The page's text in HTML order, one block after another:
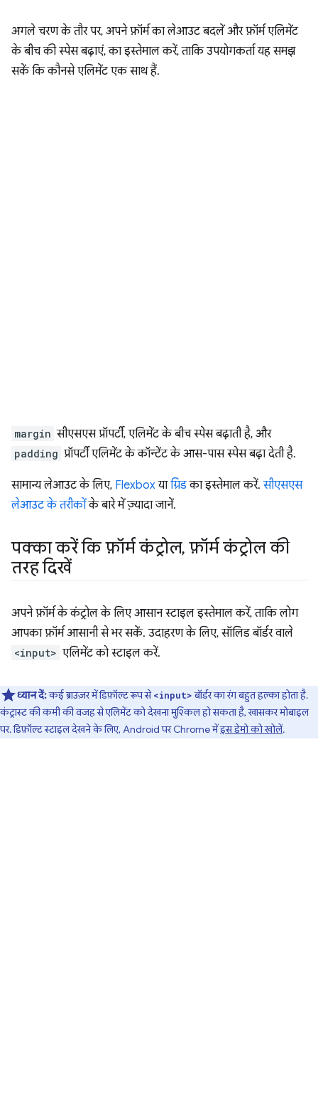
अगले चरण के तौर पर, अपने फ़ॉर्म का लेआउट बदलें और फ़ॉर्म एलिमेंट
के बीच की स्पेस बढ़ाएं, का इस्तेमाल करें, ताकि उपयोगकर्ता यह समझ
सकें कि कौनसे एलिमेंट एक साथ हैं.
margin सीएसएस प्रॉपर्टी, एलिमेंट के बीच स्पेस बढ़ाती है, और
padding प्रॉपर्टी एलिमेंट के कॉन्टेंट के आस-पास स्पेस बढ़ा देती है.
सामान्य लेआउट के लिए, Flexboxयाग्रिडका इस्तेमाल करें.सीएसएस
लेआउट के तरीकोंके बारे में ज़्यादा जानें.
पक्का करें कि फ़ॉर्म कंट्रोल, फ़ॉर्म कंट्रोल की
तरह दिखें
अपने फ़ॉर्म के कंट्रोल के लिए आसान स्टाइल इस्तेमाल करें, ताकि लोग
आपका फ़ॉर्म आसानी से भर सकें. उदाहरण के लिए, सॉलिड बॉर्डर वाले
<input> एलिमेंट को स्टाइल करें.
ध्यान दें:कई ब्राउज़र में डिफ़ॉल्ट रूप से<input>बॉर्डर का रंग बहुत हल्का होता है.
कंट्रास्ट की कमी की वजह से एलिमेंट को देखना मुश्किल हो सकता है, खासकर मोबाइल
पर. डिफ़ॉल्ट स्टाइल देखने के लिए, Android पर Chrome मेंइस डेमो को खोलें.